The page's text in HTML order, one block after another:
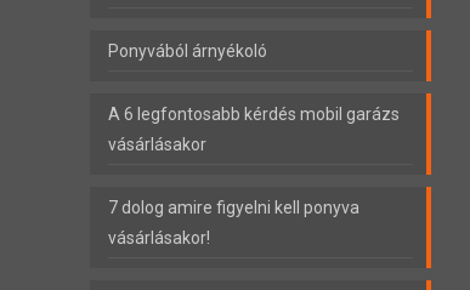
Ponyvából árnyékoló
A 6 legfontosabb kérdés mobil garázs
vásárlásakor
7 dolog amire figyelni kell ponyva
vásárlásakor!